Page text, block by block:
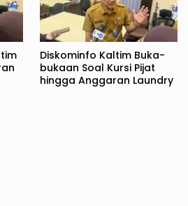
Diskominfo Kaltim Buka-
bukaan Soal Kursi Pijat
hingga Anggaran Laundry